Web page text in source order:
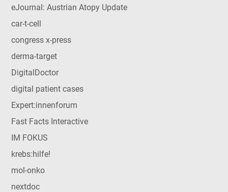
eJournal: Austrian Atopy Update
car-t-cell
congress x-press
derma-target
DigitalDoctor
digital patient cases
Expert:innenforum
Fast Facts Interactive
IM FOKUS
krebs:hilfe!
mol-onko
nextdoc